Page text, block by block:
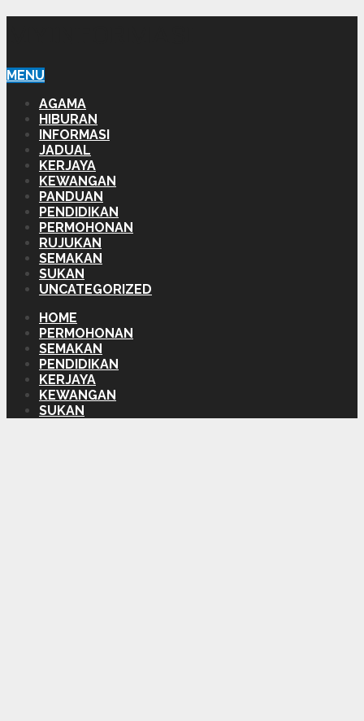
MENU
AGAMA
HIBURAN
INFORMASI
JADUAL
KERJAYA
KEWANGAN
PANDUAN
PENDIDIKAN
PERMOHONAN
RUJUKAN
SEMAKAN
SUKAN
UNCATEGORIZED
HOME
PERMOHONAN
SEMAKAN
PENDIDIKAN
KERJAYA
KEWANGAN
SUKAN